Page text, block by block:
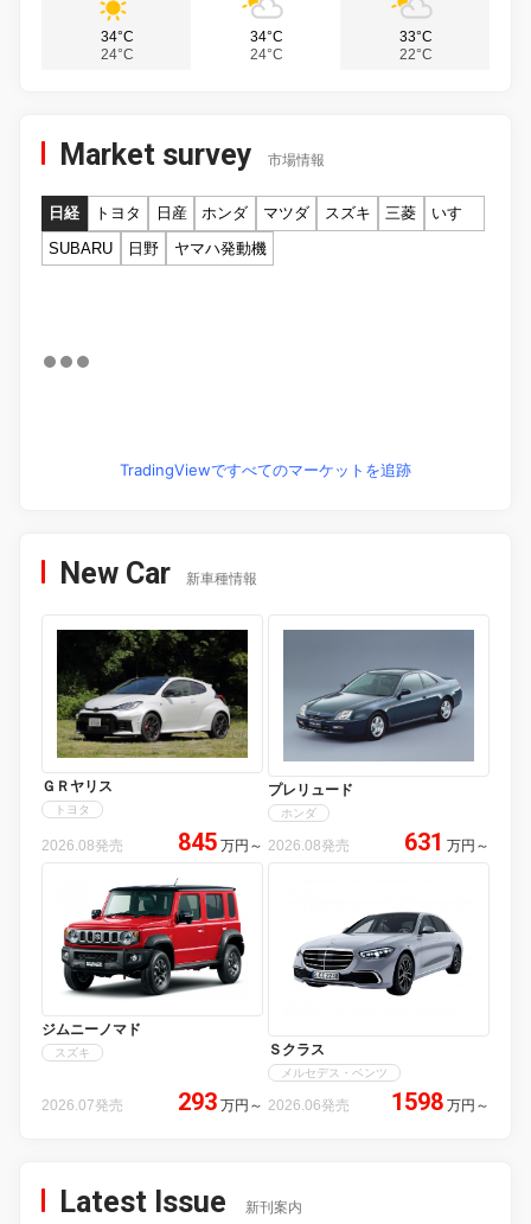
34°C
24°C
34°C
24°C
33°C
22°C
Market survey 市場情報
日経 トヨタ 日産 ホンダ マツダ スズキ 三菱
いすゞ
SUBARU
日野 ヤマハ発動機
TradingViewですべてのマーケットを追跡
New Car 新車種情報
ＧＲヤリス
トヨタ
2026.08発売 845 万円 ～
プレリュード
ホンダ
2026.08発売 631 万円 ～
ジムニーノマド
スズキ
2026.07発売 293 万円 ～
Ｓクラス
メルセデス・ベンツ
2026.06発売 1598 万円 ～
Latest Issue 新刊案内